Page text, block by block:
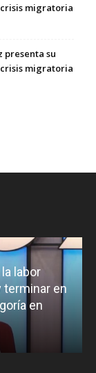
crisis migratoria
presenta su
crisis migratoria
labor
terminar en
en